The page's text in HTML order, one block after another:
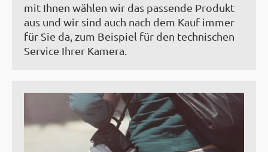
mit Ihnen wählen wir das passende Produkt
aus und wir sind auch nach dem Kauf immer
für Sie da, zum Beispiel für den technischen
Service Ihrer Kamera.